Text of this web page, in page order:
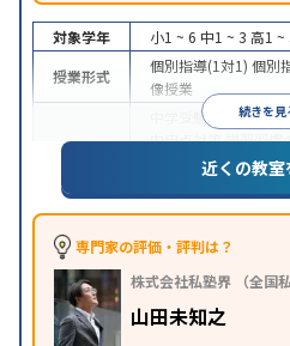
続きを見
対象学年 小1 ~ 6 中1 ~ 3 高1 ~
授業形式
個別指導(1対1) 個別
像授業
中学受験 高校受験大
内申点対策学習習慣
推薦入試対策 学校別
特徴
中高一貫校生に対応
応
学習にPC・タブレ
科目から受講可能 季
り
近くの教室
専門家の評価・評判は？
株式会社私塾界 （全国
山田未知之